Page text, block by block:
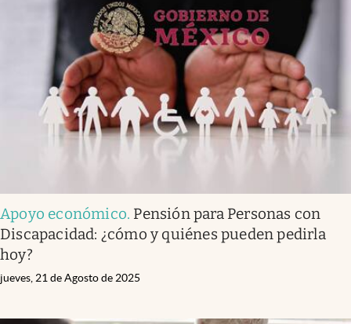
Apoyo económico. Pensión para Personas con
Discapacidad: ¿cómo y quiénes pueden pedirla
hoy?
jueves, 21 de Agosto de 2025